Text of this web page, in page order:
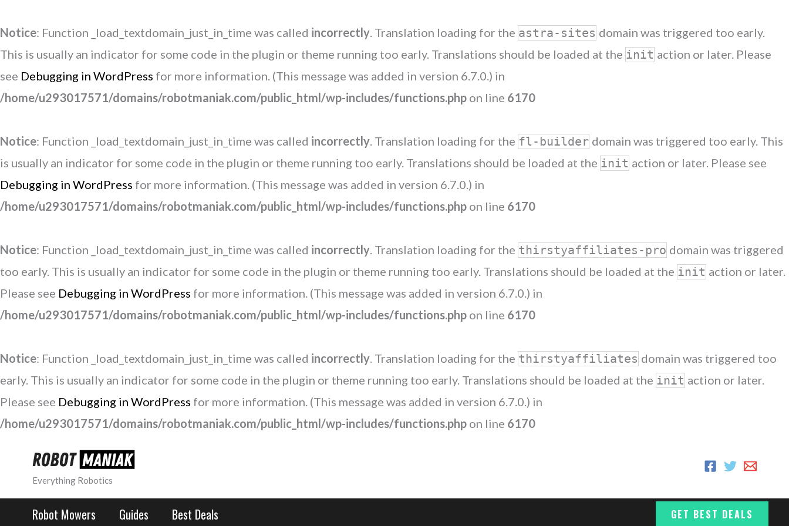
Notice: Function _load_textdomain_just_in_time was called incorrectly. Translation loading for the astra-sites domain was triggered too early.
This is usually an indicator for some code in the plugin or theme running too early. Translations should be loaded at the init action or later. Please
see Debugging in WordPress for more information. (This message was added in version 6.7.0.) in
/home/u293017571/domains/robotmaniak.com/public_html/wp-includes/functions.php on line 6170
Notice: Function _load_textdomain_just_in_time was called incorrectly. Translation loading for the fl-builder domain was triggered too early. This
is usually an indicator for some code in the plugin or theme running too early. Translations should be loaded at the init action or later. Please see
Debugging in WordPress for more information. (This message was added in version 6.7.0.) in
/home/u293017571/domains/robotmaniak.com/public_html/wp-includes/functions.php on line 6170
Notice: Function _load_textdomain_just_in_time was called incorrectly. Translation loading for the thirstyaffiliates-pro domain was triggered
too early. This is usually an indicator for some code in the plugin or theme running too early. Translations should be loaded at the init action or later.
Please see Debugging in WordPress for more information. (This message was added in version 6.7.0.) in
/home/u293017571/domains/robotmaniak.com/public_html/wp-includes/functions.php on line 6170
Notice: Function _load_textdomain_just_in_time was called incorrectly. Translation loading for the thirstyaffiliates domain was triggered too
early. This is usually an indicator for some code in the plugin or theme running too early. Translations should be loaded at the init action or later.
Please see Debugging in WordPress for more information. (This message was added in version 6.7.0.) in
/home/u293017571/domains/robotmaniak.com/public_html/wp-includes/functions.php on line 6170
content
Everything Robotics
Robot Mowers Guides Best Deals GET BEST DEALS